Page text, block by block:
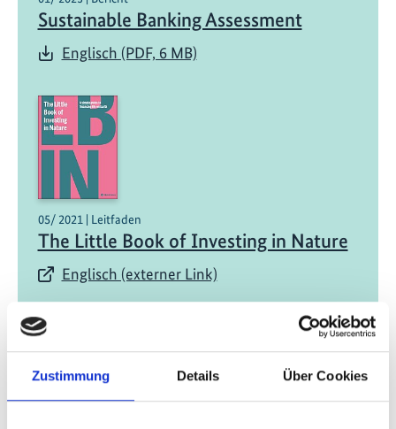
Zustimmung Details Über Cookies
Sustainable Banking Assessment
Englisch (PDF, 6 MB)
05/ 2021 | Leitfaden
The Little Book of Investing in Nature
Englisch (externer Link)